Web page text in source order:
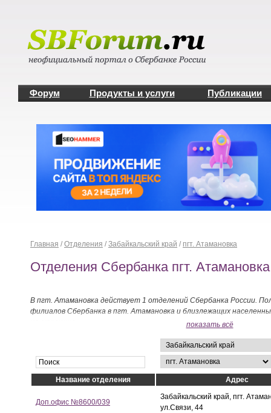
Форум Продукты и услуги Публикации
Главная / Отделения / Забайкальский край / пгт. Атамановка
Отделения Сбербанка пгт. Атамановка
В пгт. Атамановка действует 1 отделений Сбербанка России.
филиалов Сбербанка в пгт. Атамановка и близлежащих
показать всё
Название отделения Адрес
Доп.офис №8600/039
Забайкальский край, пгт.
ул.Связи, 44